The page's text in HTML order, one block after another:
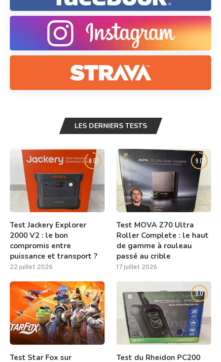
LES DERNIERS TESTS
9.0
Test Jackery Explorer
2000 V2 : le bon
compromis entre
puissance et transport ?
22 juillet 2026
9.0
Test MOVA Z70 Ultra
Roller Complete : le haut
de gamme à rouleau
passé au crible
17 juillet 2026
8.0
Test Star Fox sur
9.0
Test du Rheidon PC200